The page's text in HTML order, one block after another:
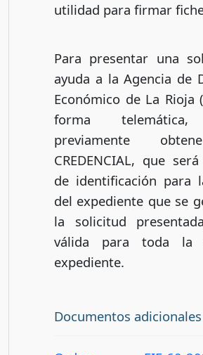
utilidad para firmar
Para presentar una
ayuda a la Agencia de
Económico de La Rioja
forma telemática,
previamente
CREDENCIAL, que
de identificación para
del expediente que se
la solicitud
válida para toda la
expediente.
Documentos adicionales